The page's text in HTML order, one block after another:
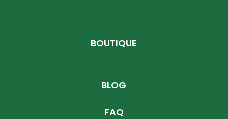
BOUTIQUE
BLOG
FAQ